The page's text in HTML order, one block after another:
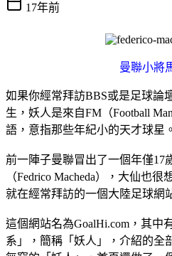
17年前
曼聯小將
如果你經常拜訪BBS或是足球論
生，妖人是來自FM（Football
語，意指那些年紀小的天才球星。
前一陣子曼聯冒出了一個年僅17
（Fedrico Macheda），大仙也
就在經常拜訪的一個大陸足球網
這個網站名為GoalHi.com，其中
系」，簡稱「妖人」，介紹的全